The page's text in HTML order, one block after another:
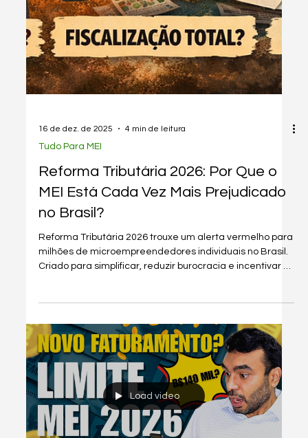
Reforma Tributária 2026: Por Que o
MEI Está Cada Vez Mais Prejudicado
no Brasil?
Reforma Tributária 2026 trouxe um alerta vermelho para
milhões de microempreendedores individuais no Brasil.
Criado para simplificar, reduzir burocracia e incentivar a
formalização, o MEI vem perdendo vantagens ao longo